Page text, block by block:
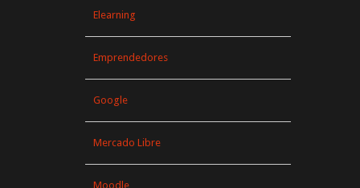
Elearning
Emprendedores
Google
Mercado Libre
Moodle